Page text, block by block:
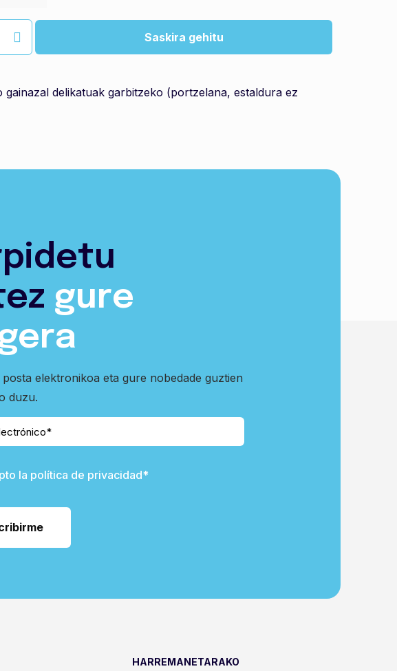
Saskira gehitu
delikatuak garbitzeko (portzelana, estaldura ez
gure
elektronikoa eta gure nobedade guztien
duzu.
la política de privacidad*
HARREMANETARAKO